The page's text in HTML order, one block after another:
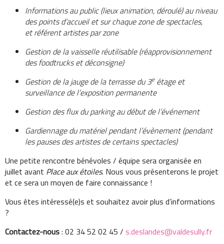
Informations au public (lieux animation, déroulé) au niveau
des points d’accueil et sur chaque zone de spectacles,
et référent artistes par zone
Gestion de la vaisselle réutilisable (réapprovisionnement
des foodtrucks et déconsigne)
Gestion de la jauge de la terrasse du 3eétage et
surveillance de l’exposition permanente
Gestion des flux du parking au début de l’événement
Gardiennage du matériel pendant l’évènement (pendant
les pauses des artistes de certains spectacles)
Une petite rencontre bénévoles / équipe sera organisée en
juillet avant Place aux étoiles. Nous vous présenterons le projet
et ce sera un moyen de faire connaissance !
Vous êtes intéressé(e)s et souhaitez avoir plus d’informations
?
Contactez-nous: 02 34 52 02 45 / s.deslandes@valdesully.fr